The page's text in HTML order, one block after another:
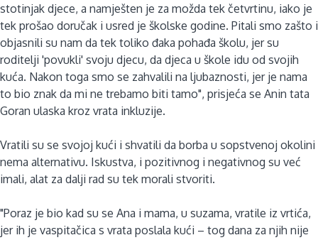
stotinjak djece, a namješten je za možda tek četvrtinu, iako je
tek prošao doručak i usred je školske godine. Pitali smo zašto i
objasnili su nam da tek toliko đaka pohađa školu, jer su
roditelji 'povukli' svoju djecu, da djeca u škole idu od svojih
kuća. Nakon toga smo se zahvalili na ljubaznosti, jer je nama
to bio znak da mi ne trebamo biti tamo", prisjeća se Anin tata
Goran ulaska kroz vrata inkluzije.
Vratili su se svojoj kući i shvatili da borba u sopstvenoj okolini
nema alternativu. Iskustva, i pozitivnog i negativnog su već
imali, alat za dalji rad su tek morali stvoriti.
"Poraz je bio kad su se Ana i mama, u suzama, vratile iz vrtića,
jer ih je vaspitačica s vrata poslala kući – tog dana za njih nije